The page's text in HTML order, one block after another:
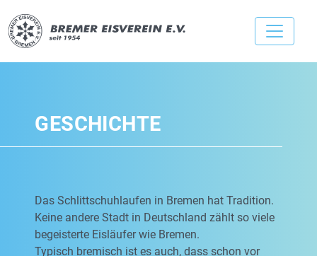
GESCHICHTE
Das Schlittschuhlaufen in Bremen hat Tradition.
Keine andere Stadt in Deutschland zählt so viele
begeisterte Eisläufer wie Bremen.
Typisch bremisch ist es auch, dass schon vor